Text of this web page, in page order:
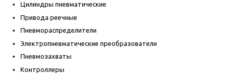
Цилиндры пневматические
Привода реечные
Пневмораспределители
Электропневматические преобразователи
Пневмозахваты
Контроллеры